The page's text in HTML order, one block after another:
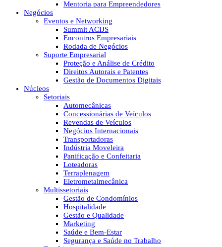
Mentoria para Empreendedores
Negócios
Eventos e Networking
Summit ACIJS
Encontros Empresariais
Rodada de Negócios
Suporte Empresarial
Proteção e Análise de Crédito
Direitos Autorais e Patentes
Gestão de Documentos Digitais
Núcleos
Setoriais
Automecânicas
Concessionárias de Veículos
Revendas de Veículos
Negócios Internacionais
Transportadoras
Indústria Moveleira
Panificação e Confeitaria
Loteadoras
Terraplenagem
Eletrometalmecânica
Multissetoriais
Gestão de Condomínios
Hospitalidade
Gestão e Qualidade
Marketing
Saúde e Bem-Estar
Segurança e Saúde no Trabalho